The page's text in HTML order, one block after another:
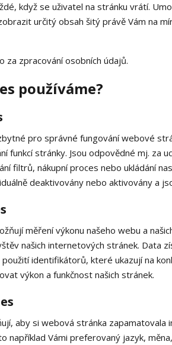
když se uživatel na stránku vrátí.
určitý obsah šitý právě Vám na
za zpracování osobních údajů.
používáme?
pro správné fungování webové
funkcí stránky. Jsou odpovědné mj. za
filtrů, nákupní proces nebo ukládání
deaktivovány nebo aktivovány a
měření výkonu našeho webu a
našich internetových stránek. Data
identifikátorů, které ukazují na
výkon a funkčnost našich stránek.
aby si webová stránka
například Vámi preferovaný jazyk,